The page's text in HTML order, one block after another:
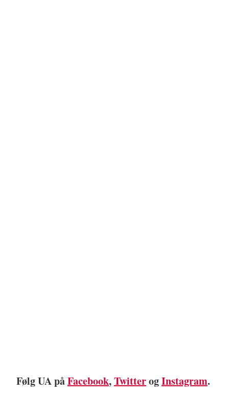
Følg UA påFacebook,TwitterogInstagram.